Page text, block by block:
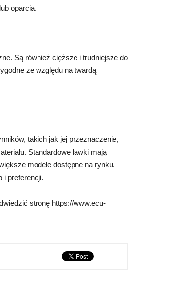
oparcia.
Są również cięższe i trudniejsze do
ze względu na twardą
takich jak jej przeznaczenie,
Standardowe ławki mają
modele dostępne na rynku.
i preferencji.
stronę https://www.ecu-